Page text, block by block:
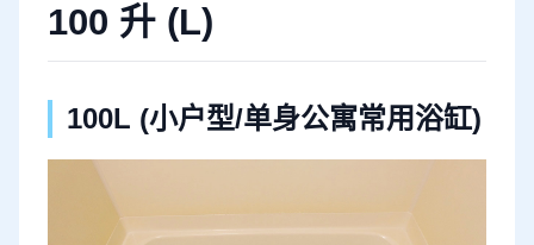
100 升 (L)
100L (小户型/单身公寓常用浴缸)